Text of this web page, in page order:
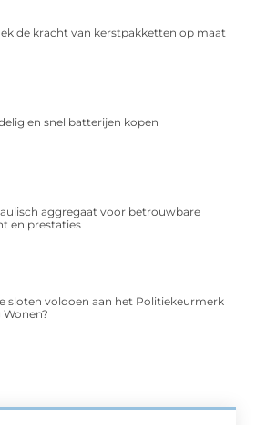
de kracht van kerstpakketten op maat
en snel batterijen kopen
aggregaat voor betrouwbare
en prestaties
sloten voldoen aan het Politiekeurmerk
Wonen?